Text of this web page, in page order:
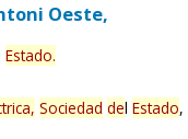
Oeste,
Estado.
Sociedad del Estado,